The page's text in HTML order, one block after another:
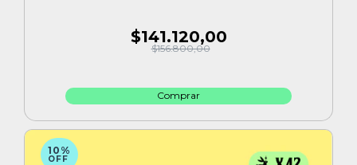
$141.120,00
$156.800,00
10%
OFF